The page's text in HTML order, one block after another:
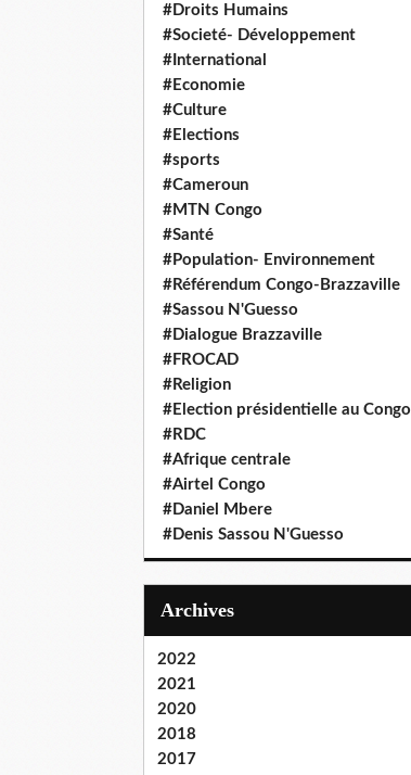
#Droits Humains
#Societé- Développement
#International
#Economie
#Culture
#Elections
#sports
#Cameroun
#MTN Congo
#Santé
#Population- Environnement
#Référendum Congo-Brazzaville
#Sassou N'Guesso
#Dialogue Brazzaville
#FROCAD
#Religion
#Election présidentielle au Congo
#RDC
#Afrique centrale
#Airtel Congo
#Daniel Mbere
#Denis Sassou N'Guesso
Archives
2022
2021
2020
2018
2017